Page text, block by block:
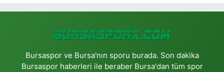
Bursaspor ve Bursa'nın sporu burada. Son dakika
Bursaspor haberleri ile beraber Bursa'dan tüm spor